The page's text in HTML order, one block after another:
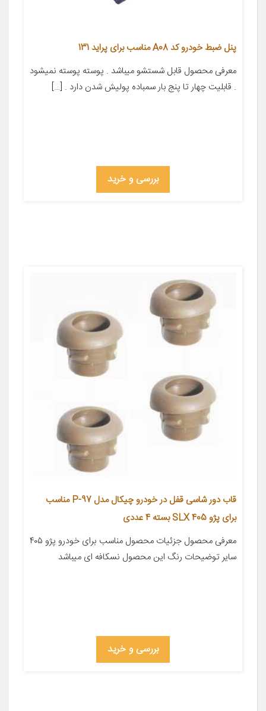
پنل ضبط خودرو کد A08 مناسب برای پراید 131
معرفی محصول قابل شستشو میباشد . پوسته پوسته نمیشود
. قابلیت چهار تا پنج بار سمباده پولیش شدن دارد . […]
بررسی و خرید
قاب دور شاسی قفل در خودرو چیکال مدل P-97 مناسب
برای پژو 405 SLX بسته 4 عددی
معرفی محصول جزئیات محصول مناسب برای خودرو پژو ۴۰۵
سایر توضیحات رنگ این محصول نسکافه ای میباشد
بررسی و خرید